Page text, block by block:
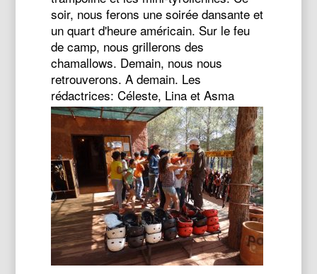
soir, nous ferons une soirée dansante et
un quart d'heure américain. Sur le feu
de camp, nous grillerons des
chamallows. Demain, nous nous
retrouverons. A demain. Les
rédactrices: Céleste, Lina et Asma